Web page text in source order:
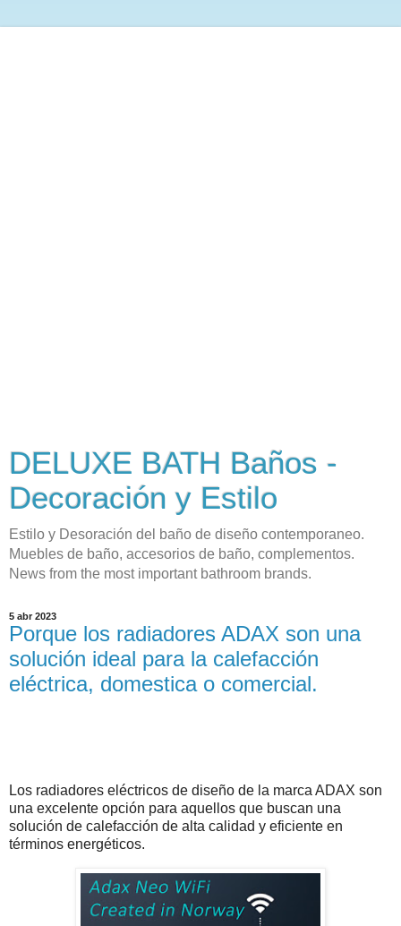
DELUXE BATH Baños -
Decoración y Estilo
Estilo y Desoración del baño de diseño contemporaneo.
Muebles de baño, accesorios de baño, complementos.
News from the most important bathroom brands.
5 abr 2023
Porque los radiadores ADAX son una
solución ideal para la calefacción
eléctrica, domestica o comercial.
Los radiadores eléctricos de diseño de la marca ADAX son
una excelente opción para aquellos que buscan una
solución de calefacción de alta calidad y eficiente en
términos energéticos.